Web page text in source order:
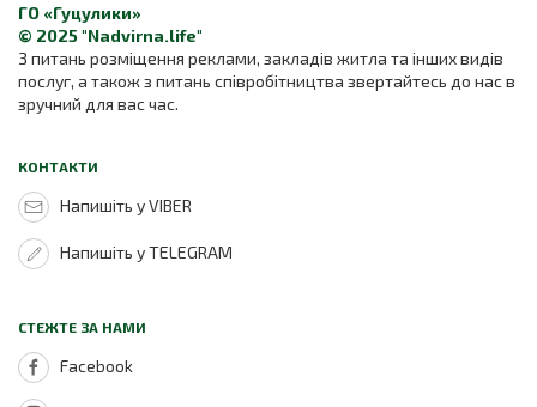
ГО «Гуцулики»
© 2025 "Nadvirna.life"
З питань розміщення реклами, закладів житла та інших видів
послуг, а також з питань співробітництва звертайтесь до нас в
зручний для вас час.
КОНТАКТИ
Напишіть у VIBER
Напишіть у TELEGRAM
СТЕЖТЕ ЗА НАМИ
Facebook